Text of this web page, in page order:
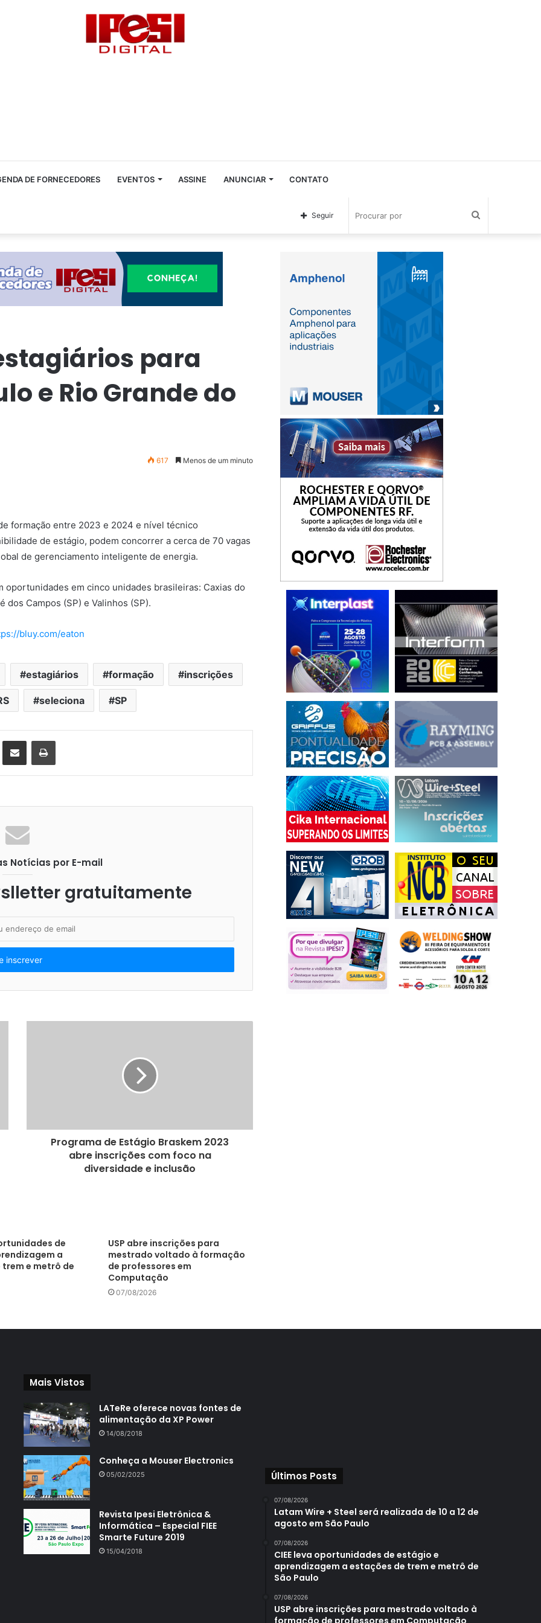
DE FORNECEDORES EVENTOS ASSINE ANUNCIAR CONTATO
Seguir
para
e Rio Grande do
617 Menos de um minuto
formação entre 2023 e 2024 e nível técnico
de estágio, podem concorrer a cerca de 70 vagas
de gerenciamento inteligente de energia.
em cinco unidades brasileiras: Caxias do
dos Campos (SP) e Valinhos (SP).
bluy.com/eaton
estagiários formação inscrições
seleciona SP
Notícias por E-mail
gratuitamente
Programa de Estágio Braskem 2023
abre inscrições com foco na
diversidade e inclusão
de
a
e metrô de
USP abre inscrições para
mestrado voltado à formação
de professores em
Computação
07/08/2026
Mais Vistos
LATeRe oferece novas fontes de
alimentação da XP Power
14/08/2018
Conheça a Mouser Electronics
05/02/2025
Revista Ipesi Eletrônica &
Informática – Especial FIEE
Smarte Future 2019
15/04/2018
Últimos Posts
07/08/2026
Latam Wire + Steel será realizada de 10 a 12 de
agosto em São Paulo
07/08/2026
CIEE leva oportunidades de estágio e
aprendizagem a estações de trem e metrô de
São Paulo
07/08/2026
USP abre inscrições para mestrado voltado à
formação de professores em Computação